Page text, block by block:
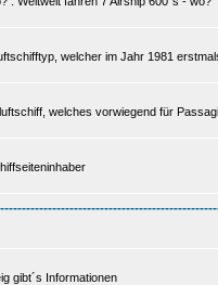
welcher im Jahr 1981
welches vorwiegend für
gibt´s Informationen